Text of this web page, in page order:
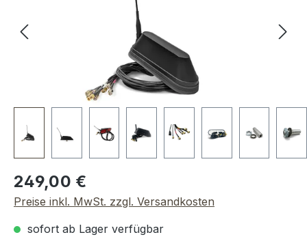
Regulärer Preis:
249,00 €
Preise inkl. MwSt. zzgl. Versandkosten
sofort ab Lager verfügbar